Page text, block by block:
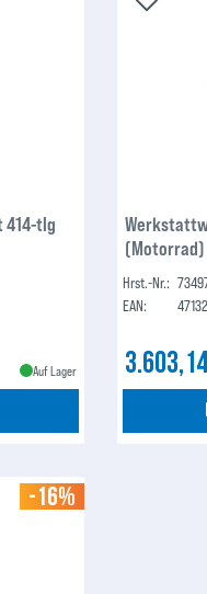
414-tlg
Auf Lager
(Motorrad)
Hrst.-Nr.:
EAN:
-16%